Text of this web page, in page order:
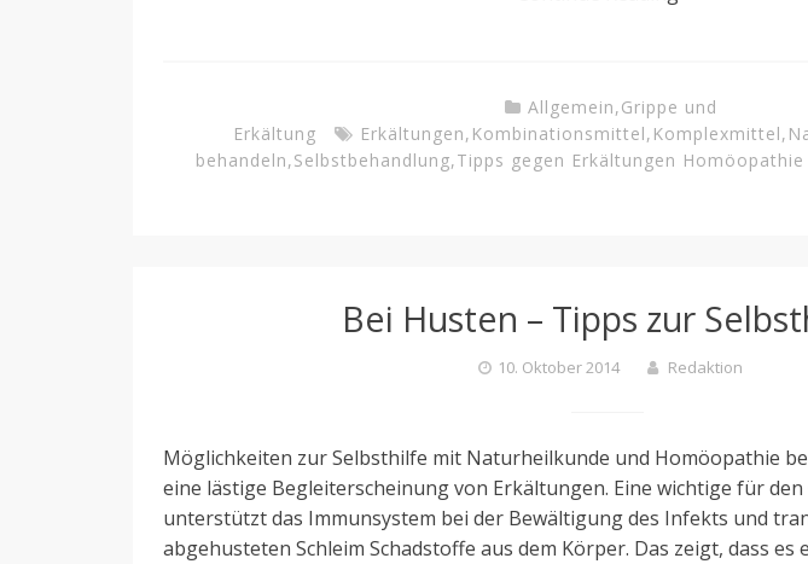
Allgemein,Grippe und
Erkältung
Erkältungen, Kombinationsmittel, Komplexmittel,
behandeln,Selbstbehandlung,Tipps gegen Erkältungen Homöopathie
Bei Husten – Tipps zur
10. Oktober 2014 Redaktion
Möglichkeiten zur Selbsthilfe mit Naturheilkunde und Homöopathie
eine lästige Begleiterscheinung von Erkältungen. Eine wichtige für den
unterstützt das Immunsystem bei der Bewältigung des Infekts und
abgehusteten Schleim Schadstoffe aus dem Körper. Das zeigt, dass